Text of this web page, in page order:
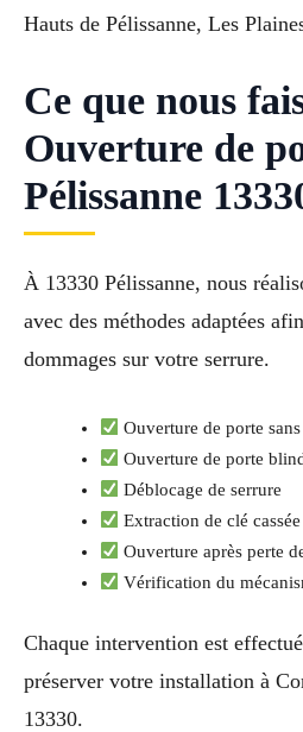
Hauts de Pélissanne, Les
Ce que nous
Ouverture de
Pélissanne
À 13330 Pélissanne, nous
avec des méthodes adaptées
dommages sur votre serrure.
Ouverture de porte sans
Ouverture de porte
Déblocage de serrure
Extraction de clé cassée
Ouverture après perte
Vérification du
Chaque intervention est
préserver votre installation à
13330.